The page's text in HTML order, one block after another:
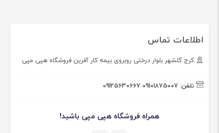
اطلاعات تماس
کرج گلشهر بلوار درختی روبروی بیمه کار آفرین فروشگاه هپی مپی
تلفن: 09101875007
09125630667
همراه فروشگاه هپی مپی باشید!